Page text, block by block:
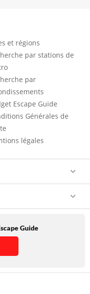
et régions
par stations de
par
Escape Guide
Générales de
légales
Guide